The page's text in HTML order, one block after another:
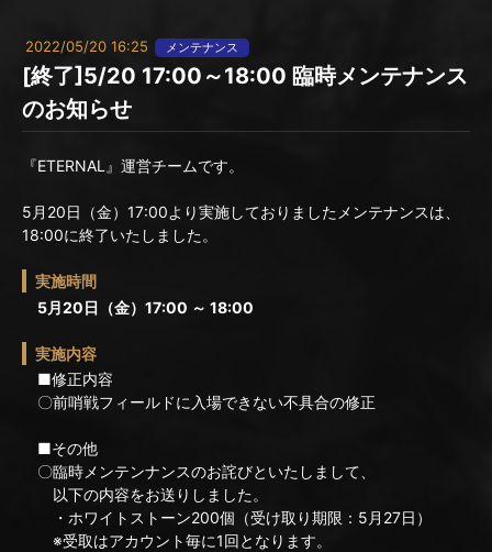
2022/05/20 16:25 メンテナンス
[終了]5/20 17:00～18:00 臨時メンテナンス
のお知らせ
『ETERNAL』運営チームです。
5月20日（金）17:00より実施しておりましたメンテナンスは、
18:00に終了いたしました。
実施時間
5月20日（金）17:00 ～ 18:00
実施内容
■修正内容
〇前哨戦フィールドに入場できない不具合の修正
■その他
〇臨時メンテンナンスのお詫びといたしまして、
以下の内容をお送りしました。
・ホワイトストーン200個（受け取り期限：5月27日）
※受取はアカウント毎に1回となります。